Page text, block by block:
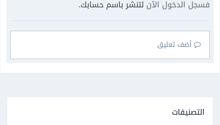
فسجل الدخول الآن لتنشر باسم حسابك.
أضف تعليق
التصنيفات